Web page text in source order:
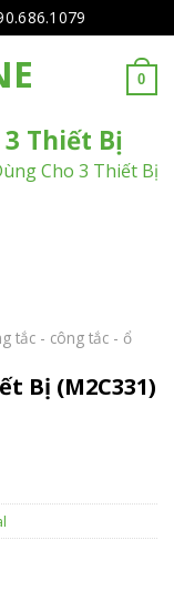
0
Thiết Bị
Cho 3 Thiết Bị
tắc - công tắc - ổ
Bị (M2C331)